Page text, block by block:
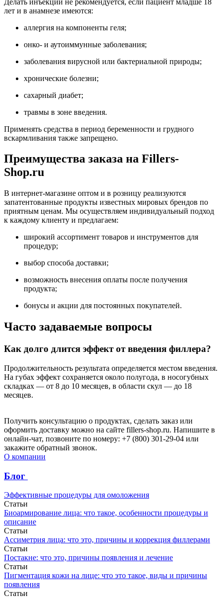
лет и в анамнезе имеются:
аллергия на компоненты геля;
онко- и аутоиммунные заболевания;
заболевания вирусной или бактериальной природы;
хронические болезни;
сахарный диабет;
травмы в зоне введения.
Применять средства в период беременности и грудного
вскармливания также запрещено.
Преимущества заказа на Fillers-
Shop.ru
В интернет-магазине оптом и в розницу реализуются
запатентованные продукты известных мировых брендов по
приятным ценам. Мы осуществляем индивидуальный подход
к каждому клиенту и предлагаем:
широкий ассортимент товаров и инструментов для
процедур;
выбор способа доставки;
возможность внесения оплаты после получения
продукта;
бонусы и акции для постоянных покупателей.
Часто задаваемые вопросы
Как долго длится эффект от введения филлера?
Продолжительность результата определяется местом введения.
На губах эффект сохраняется около полугода, в носогубных
складках — от 8 до 10 месяцев, в области скул — до 18
месяцев.
Получить консультацию о продуктах, сделать заказ или
оформить доставку можно на сайте fillers-shop.ru. Напишите в
онлайн-чат, позвоните по номеру: +7 (800) 301-29-04 или
закажите обратный звонок.
О компании
Блог
Эффективные процедуры для омоложения
Статьи
Биоармирование лица: что такое, особенности процедуры и
описание
Статьи
Ассиметрия лица: что это, причины и коррекция филлерами
Статьи
Постакне: что это, причины появления и лечение
Статьи
Пигментация кожи на лице: что это такое, виды и причины
появления
Статьи